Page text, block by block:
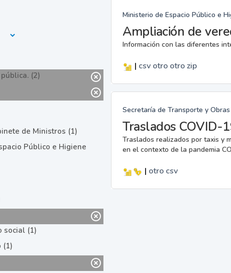
(2)
de Ministros (1)
Público e Higiene
social (1)
(1)
Ministerio de Espacio Público e
Ampliación de
Información con las diferentes
| csv otro otrozip
Secretaría de Transporte y
Traslados COVID-
Traslados realizados por taxis y
en el contexto de la pandemia
| otro csv